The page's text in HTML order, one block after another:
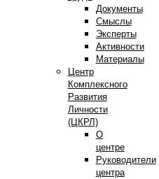
Документы
Смыслы
Эксперты
Активности
Материалы
Центр
Комплексного
Развития
Личности
(ЦКРЛ)
О
центре
Руководители
центра